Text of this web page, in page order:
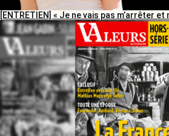
[ENTRETIEN] « Je ne vais pas m’arrêter